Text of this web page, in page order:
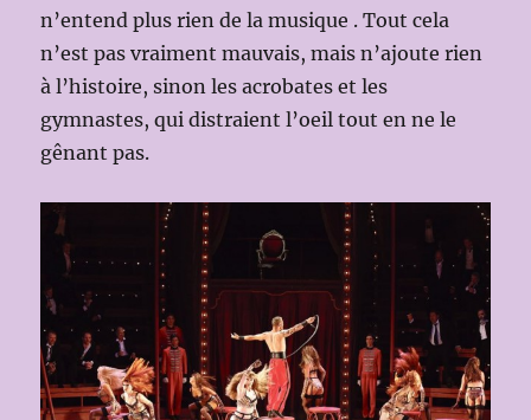
n’entend plus rien de la musique . Tout cela
n’est pas vraiment mauvais, mais n’ajoute rien
à l’histoire, sinon les acrobates et les
gymnastes, qui distraient l’oeil tout en ne le
gênant pas.